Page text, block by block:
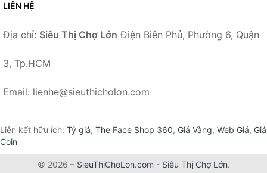
LIÊN HỆ
Địa chỉ: Siêu Thị Chợ Lớn Điện Biên Phủ, Phường 6, Quận
3, Tp.HCM
Email: lienhe@sieuthicholon.com
Liên kết hữu ích: Tỷ giá, The Face Shop 360, Giá Vàng, Web Giá, Giá
Coin
© 2026 – SieuThiChoLon.com - Siêu Thị Chợ Lớn.